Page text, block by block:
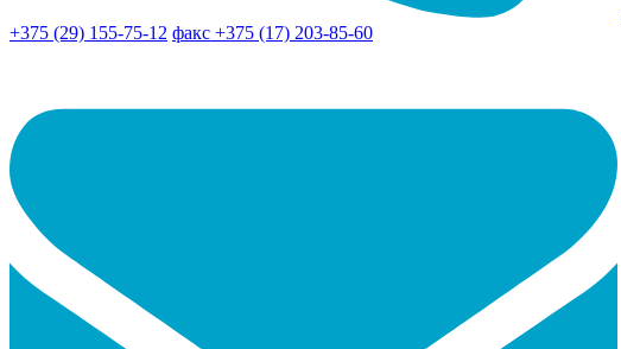
+375 (29) 155-75-12 факс +375 (17) 203-85-60